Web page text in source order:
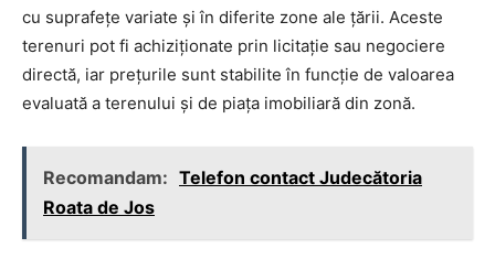
cu suprafeţe variate şi în diferite zone ale ţării. Aceste
terenuri pot fi achiziţionate prin licitaţie sau negociere
directă, iar preţurile sunt stabilite în funcţie de valoarea
evaluată a terenului şi de piaţa imobiliară din zonă.
Recomandam: Telefon contact Judecătoria
Roata de Jos